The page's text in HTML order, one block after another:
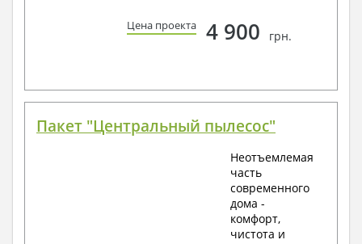
Цена проекта 4 900 грн.
Пакет "Центральный пылесос"
Неотъемлемая
часть
современного
дома -
комфорт,
чистота и